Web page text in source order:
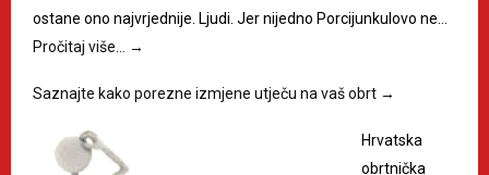
ostane ono najvrjednije. Ljudi. Jer nijedno Porcijunkulovo ne…
Pročitaj više…
→
Saznajte kako porezne izmjene utječu na vaš obrt →
Hrvatska
obrtnička